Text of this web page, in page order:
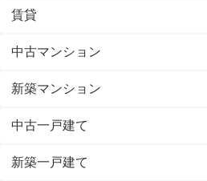
賃貸
中古マンション
新築マンション
中古一戸建て
新築一戸建て